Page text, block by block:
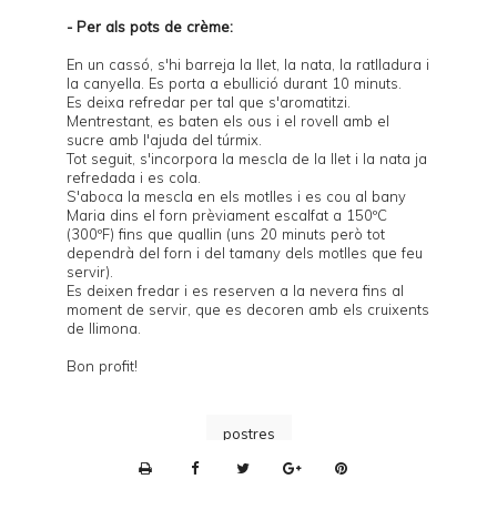
- Per als pots de crème:
En un cassó, s'hi barreja la llet, la nata, la ratlladura i
la canyella. Es porta a ebullició durant 10 minuts.
Es deixa refredar per tal que s'aromatitzi.
Mentrestant, es baten els ous i el rovell amb el
sucre amb l'ajuda del túrmix.
Tot seguit, s'incorpora la mescla de la llet i la nata ja
refredada i es cola.
S'aboca la mescla en els motlles i es cou al bany
Maria dins el forn prèviament escalfat a 150ºC
(300ºF) fins que quallin (uns 20 minuts però tot
dependrà del forn i del tamany dels motlles que feu
servir).
Es deixen fredar i es reserven a la nevera fins al
moment de servir, que es decoren amb els cruixents
de llimona.
Bon profit!
postres